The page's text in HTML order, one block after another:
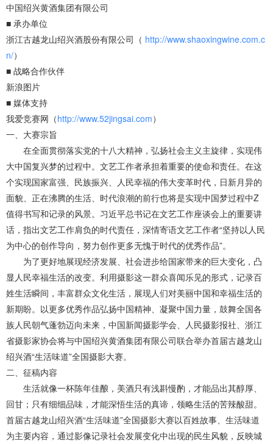
中国绍兴黄酒集团有限公司
■ 承办单位
浙江古越龙山绍兴酒股份有限公司（ http://www.shaoxingwine.com.c
n/）
■ 战略合作伙伴
新浪图片
■ 媒体支持
我爱竞赛网（http://www.52jingsai.com）
一、大赛宗旨
在全面贯彻落实党的十八大精神，弘扬社会主义主旋律，实现伟
大中国复兴梦的过程中。文艺工作者承担着重要的使命和责任。在这
个实现国家富强、民族振兴、人民幸福的伟大变革时代，日新月异的
面貌、正在沸腾的生活、时代浪潮的前行也将是实现中国梦过程中Z
值得书写和记录的风景。习近平总书记在文艺工作座谈会上的重要讲
话，指出文艺工作肩负的时代责任，深情寄语文艺工作者“坚持以人民
为中心的创作导向，努力创作更多无愧于时代的优秀作品”。
为了更好地展现经济发展、社会进步给国家带来的巨大变化，凸
显人民幸福生活的改变。利用摄影这一群众喜闻乐见的形式，记录百
姓生活瞬间，丰富群众文化生活，展现人们对美丽中国和幸福生活的
新期盼。以更多优秀作品弘扬中国精神、凝聚中国力量，鼓舞全国各
族人民朝气蓬勃迈向未来，中国新闻摄影学会、人民摄影报社、浙江
省摄影家协会将与中国绍兴黄酒集团有限公司联合举办首届古越龙山
绍兴酒“生活味道”全国摄影大赛。
二、征稿内容
生活就像一杯陈年佳酿，美酒只有浅斟慢酌，才能品出其醇厚、
回甘；只有细细品味，才能深悟生活的真谛，领略生活的苦辣酸甜。
首届古越龙山绍兴酒“生活味道”全国摄影大赛以百姓故事、生活味道
为主要内容，通过影像记录社会发展变化中出现的民生风貌，反映城